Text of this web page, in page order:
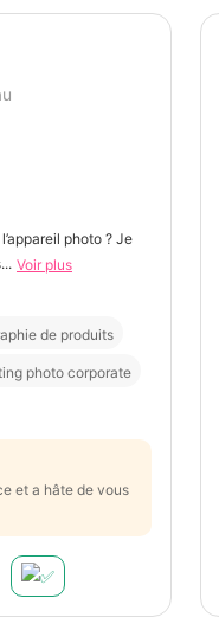
photo ? Je
Voir plus
de produits
photo corporate
et a hâte de vous